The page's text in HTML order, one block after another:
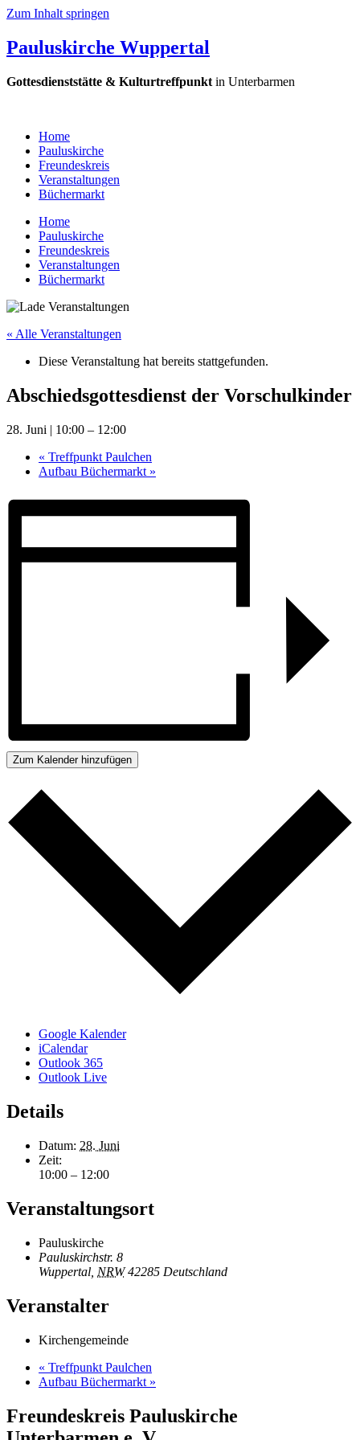
Zum Inhalt springen
Pauluskirche Wuppertal
Gottesdienststätte & Kulturtreffpunkt in Unterbarmen
Home
Pauluskirche
Freundeskreis
Veranstaltungen
Büchermarkt
Home
Pauluskirche
Freundeskreis
Veranstaltungen
Büchermarkt
« Alle Veranstaltungen
Diese Veranstaltung hat bereits stattgefunden.
Abschiedsgottesdienst der Vorschulkinder
28. Juni | 10:00 – 12:00
« Treffpunkt Paulchen
Aufbau Büchermarkt »
Zum Kalender hinzufügen
Google Kalender
iCalendar
Outlook 365
Outlook Live
Details
Datum: 28. Juni
Zeit:
10:00 – 12:00
Veranstaltungsort
Pauluskirche
Pauluskirchstr. 8
Wuppertal NRW 42285 Deutschland
Veranstalter
Kirchengemeinde
« Treffpunkt Paulchen
Aufbau Büchermarkt »
Freundeskreis Pauluskirche